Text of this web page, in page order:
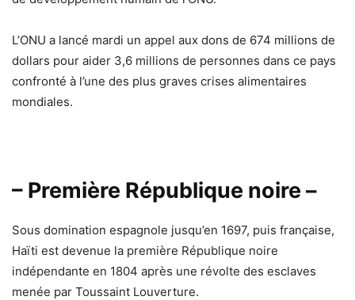
L’ONU a lancé mardi un appel aux dons de 674 millions de
dollars pour aider 3,6 millions de personnes dans ce pays
confronté à l’une des plus graves crises alimentaires
mondiales.
– Première République noire –
Sous domination espagnole jusqu’en 1697, puis française,
Haïti est devenue la première République noire
indépendante en 1804 après une révolte des esclaves
menée par Toussaint Louverture.